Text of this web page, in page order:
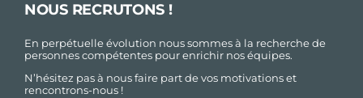
NOUS RECRUTONS !
En perpétuelle évolution nous sommes à la recherche de
personnes compétentes pour enrichir nos équipes.
N’hésitez pas à nous faire part de vos motivations et
rencontrons-nous !